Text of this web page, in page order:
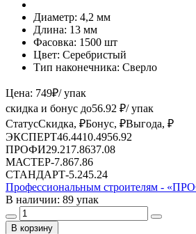
Диаметр: 4,2 мм
Длина: 13 мм
Фасовка: 1500 шт
Цвет: Серебристый
Тип наконечника: Сверло
Цена: 749₽/ упак
скидка и бонус до56.92 ₽/ упак
СтатусСкидка, ₽Бонус, ₽Выгода, ₽
ЭКСПЕРТ46.4410.4956.92
ПРОФИ29.21 7.8637.08
МАСТЕР-7.867.86
СТАНДАРТ-5.245.24
Профессиональным строителям -
В наличии: 89 упак
В корзину